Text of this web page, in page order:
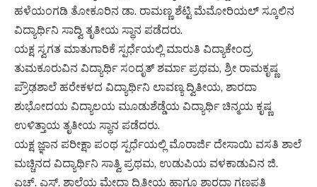
ಹಳೆಯಂಗಡಿ ತೋಕೂರಿನ ಡಾ. ರಾಮಣ್ಣ ಶೆಟ್ಟಿ ಮೆಮೋರಿಯಲ್ ಸ್ಕೂಲಿನ
ವಿದ್ಯಾರ್ಥಿನಿ ಸಾದ್ವಿ ತೃತೀಯ ಸ್ಥಾನ ಪಡೆದರು.
ಯಕ್ಷ ಸ್ವಗತ ಮಾತುಗಾರಿಕೆ ಸ್ಪರ್ಧೆಯಲ್ಲಿ ಮಾರುತಿ ವಿದ್ಯಾಕೇಂದ್ರ
ತುಮಕೂರುವಿನ ವಿದ್ಯಾರ್ಥಿ ಸಂದೃತ್ ಶರ್ಮಾ ಪ್ರಥಮ, ಶ್ರೀ ರಾಮಕೃಷ್ಣ
ಪ್ರೌಢಶಾಲೆ ಹರೇಕಳದ ವಿದ್ಯಾರ್ಥಿನಿ ಲಾವಣ್ಯ ದ್ವಿತೀಯ, ಶಾರದಾ
ಶುಭೋದಯ ವಿದ್ಯಾಲಯ ಮೂಡುಶೆಡ್ಡೆಯ ವಿದ್ಯಾರ್ಥಿ ಚಿನ್ಮಯ ಕೃಷ್ಣ
ಉಳಿತ್ತಾಯ ತೃತೀಯ ಸ್ಥಾನ ಪಡೆದರು.
ಯಕ್ಷ ಜ್ಞಾನ ಪರೀಕ್ಷಾ ಪಂಥ ಸ್ಪರ್ಧೆಯಲ್ಲಿ ಮೊರಾರ್ಜಿ ದೇಸಾಯಿ ವಸತಿ ಶಾಲೆ
ಮಚ್ಚಿನದ ವಿದ್ಯಾರ್ಥಿನಿ ಸಾತ್ವಿ ಪ್ರಥಮ, ಉಡುಪಿಯ ವಳಕಾಡುವಿನ ಜಿ.
ಎಚ್. ಎಸ್. ಶಾಲೆಯ ಮೇದಾ ದ್ವಿತೀಯ ಹಾಗೂ ಶಾರದಾ ಗಣಪತಿ